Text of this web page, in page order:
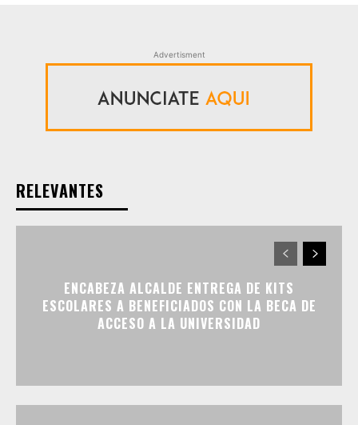
Advertisment
RELEVANTES
ENCABEZA ALCALDE ENTREGA DE KITS
ESCOLARES A BENEFICIADOS CON LA BECA DE
ACCESO A LA UNIVERSIDAD